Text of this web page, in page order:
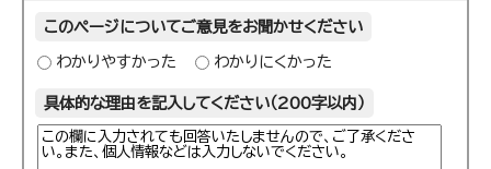
このページについてご意見をお聞かせください
わかりやすかった わかりにくかった
具体的な理由を記入してください（200字以内）